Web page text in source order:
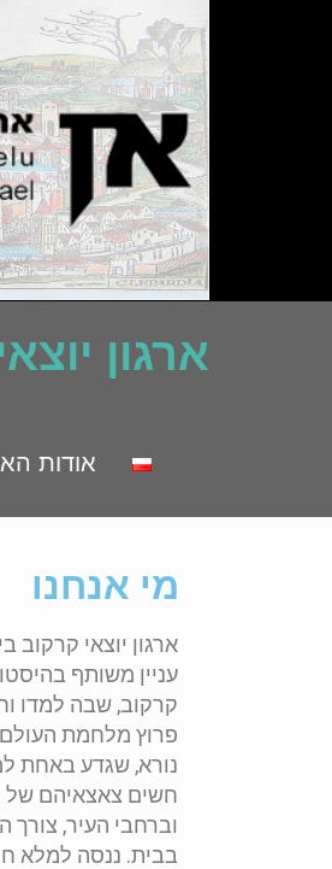
ארגון
אודות
מי אנחנו
ארגון יוצאי
עניין משותף
קרקוב, שבה למדו
פרוץ מלחמת העולם
חשים צאצאיהם של
וברחבי העיר,
בבית. ננסה למלא